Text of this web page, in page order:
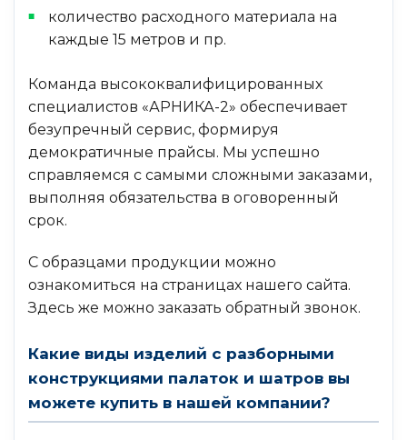
количество расходного материала на
каждые 15 метров и пр.
Команда высококвалифицированных
специалистов «АРНИКА-2» обеспечивает
безупречный сервис, формируя
демократичные прайсы. Мы успешно
справляемся с самыми сложными заказами,
выполняя обязательства в оговоренный
срок.
С образцами продукции можно
ознакомиться на страницах нашего сайта.
Здесь же можно заказать обратный звонок.
Какие виды изделий с разборными
конструкциями палаток и шатров вы
можете купить в нашей компании?